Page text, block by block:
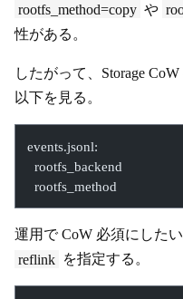
rootfs_method=copy や
性がある。
したがって、Storage
以下を見る。
events.jsonl:
  rootfs_backend
  rootfs_method
運用で CoW 必須にしたい
reflink を指定する。